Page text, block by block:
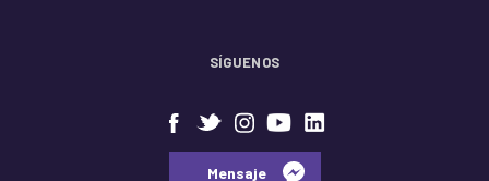
SÍGUENOS
⠀⠀Mensaje⠀